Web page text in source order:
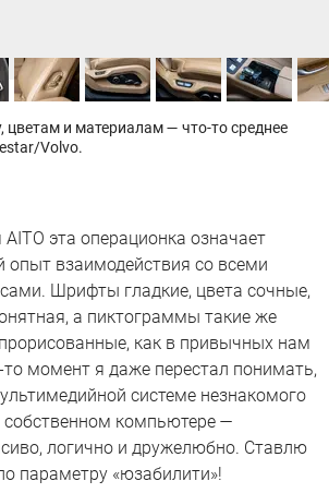
цветам и материалам — что-то среднее
Volvo.
эта операционка означает
опыт взаимодействия со всеми
Шрифты гладкие, цвета сочные,
а пиктограммы такие же
как в привычных нам
то момент я даже перестал понимать,
системе незнакомого
компьютере —
логично и дружелюбно. Ставлю
параметру «юзабилити»!